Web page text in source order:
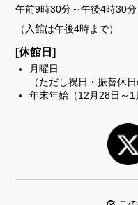
午前9時30分～午後4時30分
（入館は午後4時まで）
[休館日]
月曜日
（ただし祝日・振替休
年末年始（12月28日～1